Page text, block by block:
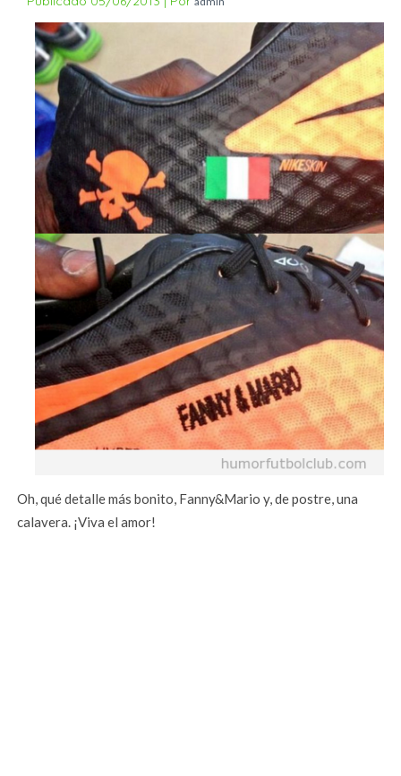
Oh, qué detalle más bonito, Fanny&Mario y, de postre, una
calavera. ¡Viva el amor!